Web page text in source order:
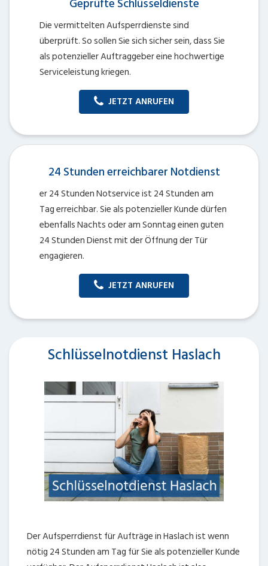
Die vermittelten Aufsperrdienste sind
überprüft. So sollen Sie sich sicher sein, dass Sie
als potenzieller Auftraggeber eine hochwertige
Serviceleistung kriegen.
JETZT ANRUFEN
24 Stunden erreichbarer Notdienst
er 24 Stunden Notservice ist 24 Stunden am
Tag erreichbar. Sie als potenzieller Kunde dürfen
ebenfalls Nachts oder am Sonntag einen guten
24 Stunden Dienst mit der Öffnung der Tür
engagieren.
JETZT ANRUFEN
Schlüsselnotdienst Haslach
Der Aufsperrdienst für Aufträge in Haslach ist wenn
nötig 24 Stunden am Tag für Sie als potenzieller Kunde